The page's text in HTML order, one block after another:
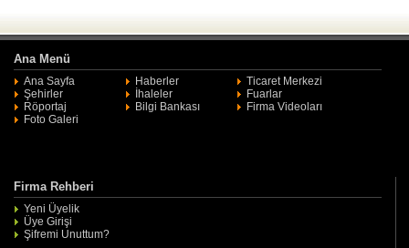
Ana Menü
Ana Sayfa Haberler
Ticaret Merkezi
Şehirler
İhaleler
Fuarlar
Röportaj
Bilgi Bankası
Firma Videoları
Foto Galeri
Firma Rehberi
Yeni Üyelik
Üye Girişi
Şifremi Unuttum?